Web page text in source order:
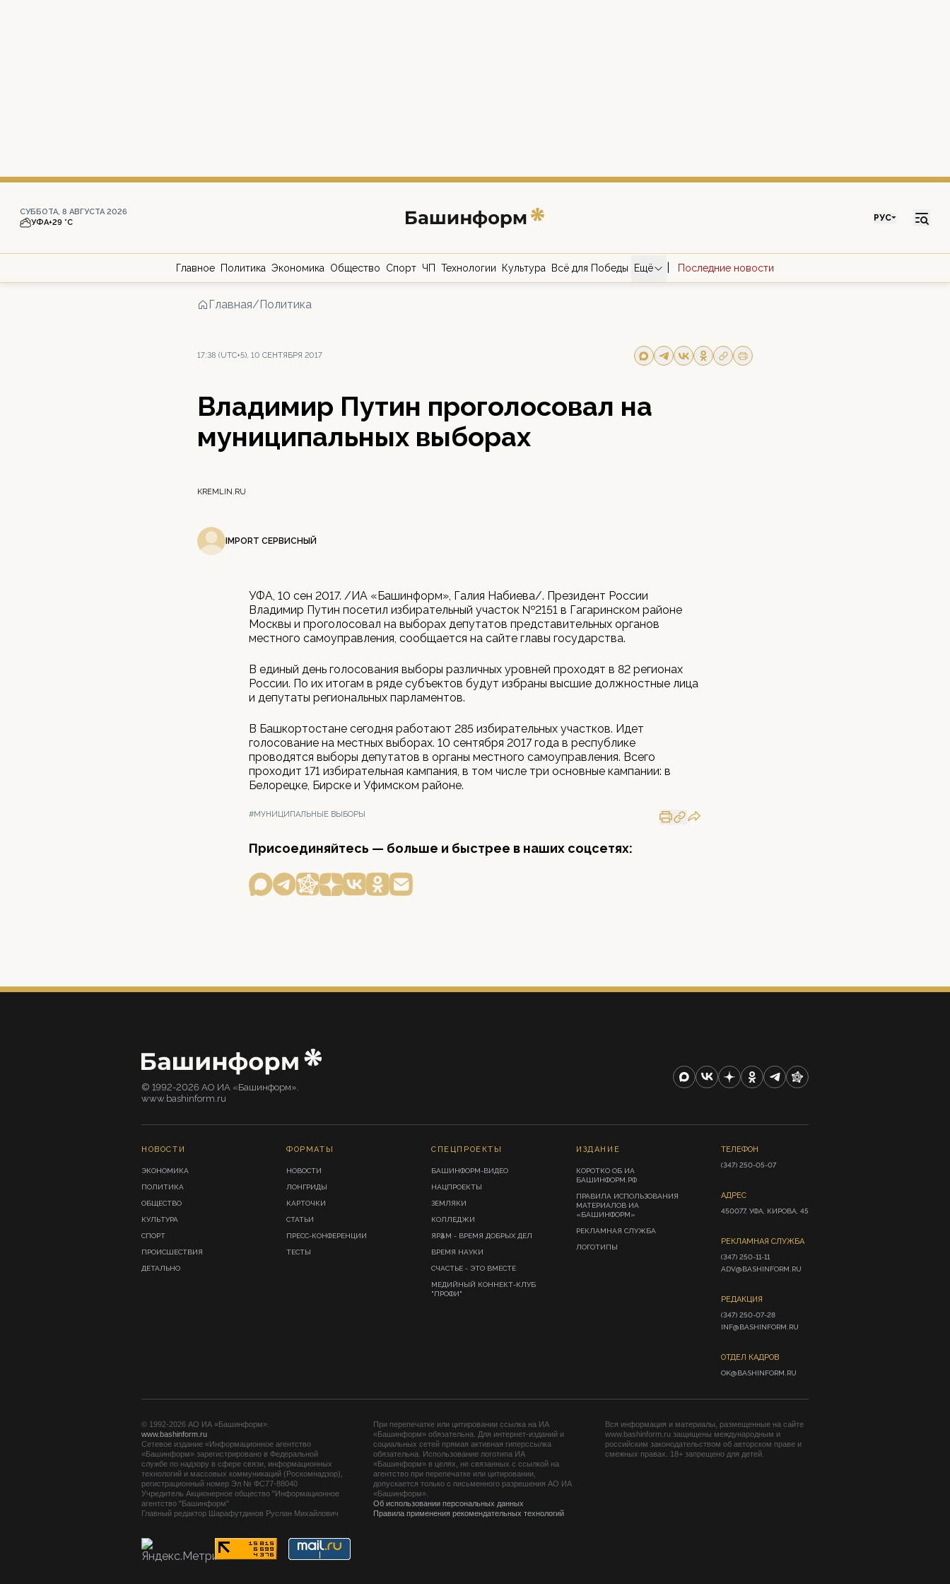
СУББОТА, 8 АВГУСТА 2026
УФА+29 °С РУС
Главное Политика Экономика Общество Спорт ЧП Технологии Культура Всё для Победы Ещё Последние новости
Главная/Политика
17:38 (UTC+5), 10 СЕНТЯБРЯ 2017
Владимир Путин проголосовал на
муниципальных выборах
KREMLIN.RU
IMPORT СЕРВИСНЫЙ
УФА, 10 сен 2017. /ИА «Башинформ», Галия Набиева/. Президент России
Владимир Путин посетил избирательный участок №2151 в Гагаринском районе
Москвы и проголосовал на выборах депутатов представительных органов
местного самоуправления, сообщается на сайте главы государства.
В единый день голосования выборы различных уровней проходят в 82 регионах
России. По их итогам в ряде субъектов будут избраны высшие должностные лица
и депутаты региональных парламентов.
В Башкортостане сегодня работают 285 избирательных участков. Идет
голосование на местных выборах. 10 сентября 2017 года в республике
проводятся выборы депутатов в органы местного самоуправления. Всего
проходит 171 избирательная кампания, в том числе три основные кампании: в
Белорецке, Бирске и Уфимском районе.
#МУНИЦИПАЛЬНЫЕ ВЫБОРЫ
Присоединяйтесь — больше и быстрее в наших соцсетях:
© 1992-2026 АО ИА «Башинформ».
www.bashinform.ru
НОВОСТИ
ЭКОНОМИКА
ПОЛИТИКА
ОБЩЕСТВО
КУЛЬТУРА
СПОРТ
ПРОИСШЕСТВИЯ
ДЕТАЛЬНО
ФОРМАТЫ
НОВОСТИ
ЛОНГРИДЫ
КАРТОЧКИ
СТАТЬИ
ПРЕСС-КОНФЕРЕНЦИИ
ТЕСТЫ
СПЕЦПРОЕКТЫ
БАШИНФОРМ-ВИДЕО
НАЦПРОЕКТЫ
ЗЕМЛЯКИ
КОЛЛЕДЖИ
ЯРҘАМ - ВРЕМЯ ДОБРЫХ ДЕЛ
ВРЕМЯ НАУКИ
СЧАСТЬЕ - ЭТО ВМЕСТЕ
МЕДИЙНЫЙ КОННЕКТ-КЛУБ
"ПРОФИ"
ИЗДАНИЕ
КОРОТКО ОБ ИА
БАШИНФОРМ.РФ
ПРАВИЛА ИСПОЛЬЗОВАНИЯ
МАТЕРИАЛОВ ИА
«БАШИНФОРМ»
РЕКЛАМНАЯ СЛУЖБА
ЛОГОТИПЫ
ТЕЛЕФОН
(347) 250-05-07
АДРЕС
450077, УФА, КИРОВА, 45
РЕКЛАМНАЯ СЛУЖБА
(347) 250-11-11
ADV@BASHINFORM.RU
РЕДАКЦИЯ
(347) 250-07-28
INF@BASHINFORM.RU
ОТДЕЛ КАДРОВ
OK@BASHINFORM.RU
© 1992-2026 АО ИА «Башинформ».
www.bashinform.ru
Сетевое издание «Информационное агентство
«Башинформ» зарегистрировано в Федеральной
службе по надзору в сфере связи, информационных
технологий и массовых коммуникаций (Роскомнадзор),
регистрационный номер Эл № ФС77-88040
Учредитель Акционерное общество "Информационное
агентство "Башинформ"
Главный редактор Шарафутдинов Руслан Михайлович
При перепечатке или цитировании ссылка на ИА
«Башинформ» обязательна. Для интернет-изданий и
социальных сетей прямая активная гиперссылка
обязательна. Использование логотипа ИА
«Башинформ» в целях, не связанных с ссылкой на
агентство при перепечатке или цитировании,
допускается только с письменного разрешения АО ИА
«Башинформ».
Об использовании персональных данных
Правила применения рекомендательных технологий
Вся информация и материалы, размещенные на сайте
www.bashinform.ru защищены международным и
российским законодательством об авторском праве и
смежных правах. 18+ запрещено для детей.